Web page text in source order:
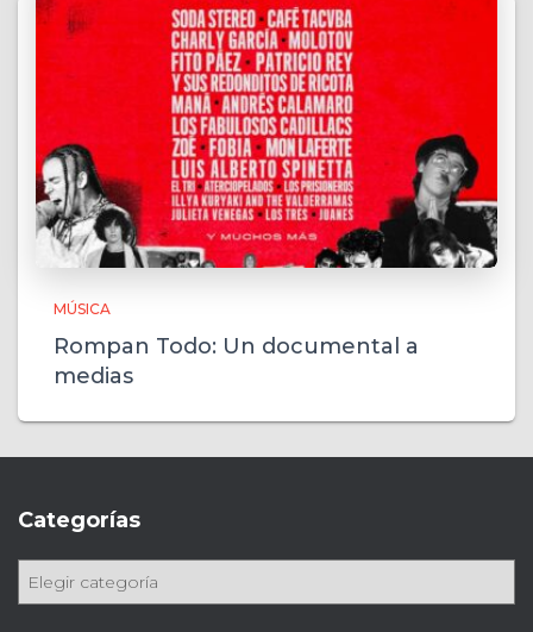
MÚSICA
Rompan Todo: Un documental a
medias
Categorías